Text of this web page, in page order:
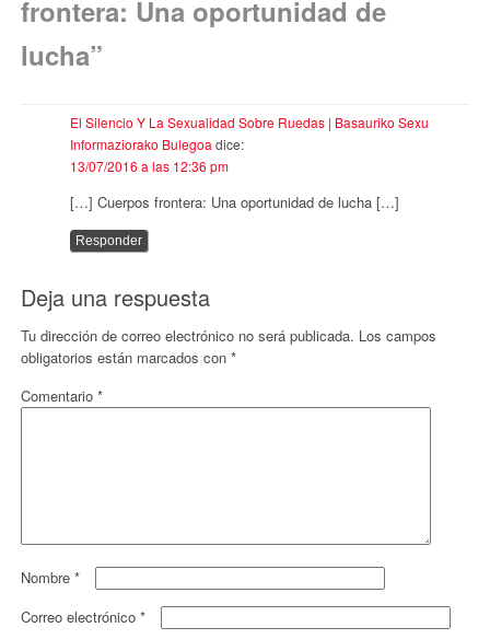
frontera: Una oportunidad de
lucha”
El Silencio Y La Sexualidad Sobre Ruedas | Basauriko Sexu
Informaziorako Bulegoadice:
13/07/2016 a las 12:36 pm
[…] Cuerpos frontera: Una oportunidad de lucha […]
Responder
Deja una respuesta
Tu dirección de correo electrónico no será publicada. Los campos
obligatorios están marcados con *
Comentario *
Nombre *
Correo electrónico *